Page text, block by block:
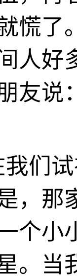
慌
人好
友说
我们
，那
个小
。当